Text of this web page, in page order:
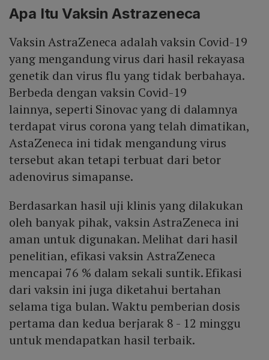
Apa Itu Vaksin Astrazeneca
Vaksin AstraZeneca adalah vaksin Covid-19
yang mengandung virus dari hasil rekayasa
genetik dan virus flu yang tidak berbahaya.
Berbeda dengan vaksin Covid-19
lainnya, seperti Sinovac yang di dalamnya
terdapat virus corona yang telah dimatikan,
AstaZeneca ini tidak mengandung virus
tersebut akan tetapi terbuat dari betor
adenovirus simapanse.
Berdasarkan hasil uji klinis yang dilakukan
oleh banyak pihak, vaksin AstraZeneca ini
aman untuk digunakan. Melihat dari hasil
penelitian, efikasi vaksin AstraZeneca
mencapai 76 % dalam sekali suntik. Efikasi
dari vaksin ini juga diketahui bertahan
selama tiga bulan. Waktu pemberian dosis
pertama dan kedua berjarak 8 - 12 minggu
untuk mendapatkan hasil terbaik.